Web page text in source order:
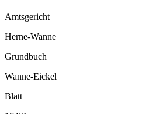
Amtsgericht
Herne-Wanne
Grundbuch
Wanne-Eickel
Blatt